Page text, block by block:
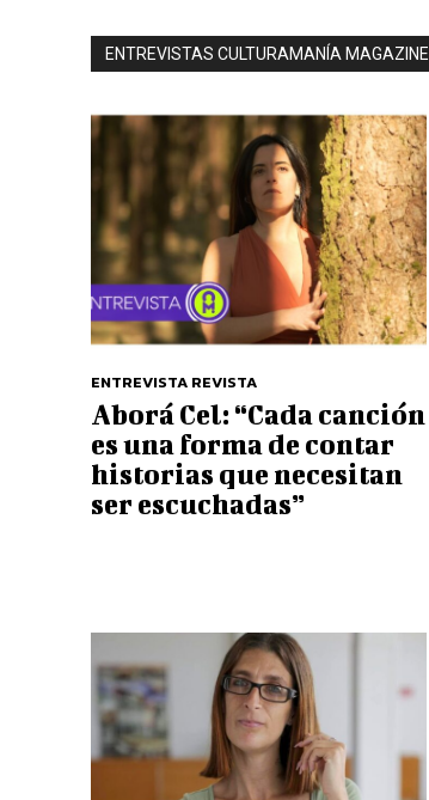
ENTREVISTAS CULTURAMANÍA MAGAZINE
ENTREVISTA REVISTA
Aborá Cel: “Cada canción
es una forma de contar
historias que necesitan
ser escuchadas”